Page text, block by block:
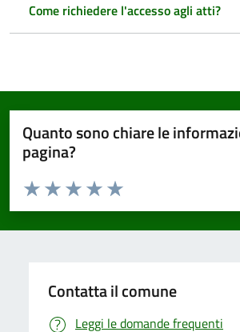
Come richiedere l'accesso agli atti?
Quanto sono chiare le
pagina?
Valuta da 1 a 5 stelle la pagina
Valuta 5 stelle su 5
Valuta 4 stelle su 5
Valuta 3 stelle su 5
Valuta 2 stelle su 5
Valuta 1 stelle su 5
Contatta il comune
Leggi le domande frequenti